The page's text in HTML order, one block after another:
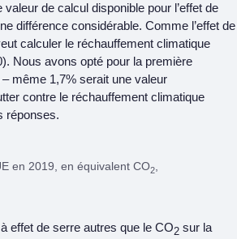
de calcul disponible pour l’effet de
différence considérable. Comme l’effet de
calculer le réchauffement climatique
Nous avons opté pour la première
même 1,7% serait une valeur
contre le réchauffement climatique
réponses.
en 2019, en équivalent CO2,
effet de serre autres que le CO2 sur la